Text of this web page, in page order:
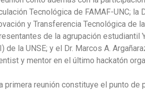
Tecnológica de FAMAF-UNC; la
y Transferencia Tecnológica de
de la agrupación estudiantil
de la UNSE; y el Dr. Marcos A.
y mentor en el último hackatón
primera reunión constituye el punto de